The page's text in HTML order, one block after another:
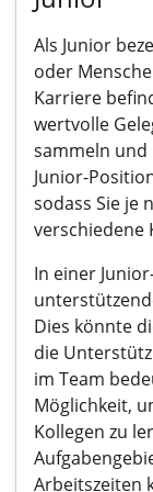
Als Junior
oder
Karriere
wertvolle
sammeln und
Junior-
sodass Sie je
verschiedene
In einer
Dies könnte
die
im Team
Möglichkeit,
Kollegen zu
Arbeitszeiten